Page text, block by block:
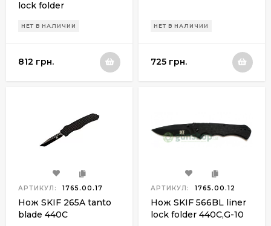
lock folder
НЕТ В НАЛИЧИИ
812 грн.
НЕТ В НАЛИЧИИ
725 грн.
АРТИКУЛ: 1765.00.17
Нож SKIF 265A tanto
blade 440С
АРТИКУЛ: 1765.00.12
Нож SKIF 566BL liner
lock folder 440С,G-10